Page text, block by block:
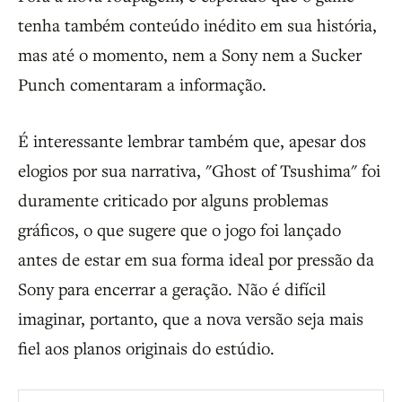
tenha também conteúdo inédito em sua história,
mas até o momento, nem a Sony nem a Sucker
Punch comentaram a informação.
É interessante lembrar também que, apesar dos
elogios por sua narrativa, "Ghost of Tsushima" foi
duramente criticado por alguns problemas
gráficos, o que sugere que o jogo foi lançado
antes de estar em sua forma ideal por pressão da
Sony para encerrar a geração. Não é difícil
imaginar, portanto, que a nova versão seja mais
fiel aos planos originais do estúdio.